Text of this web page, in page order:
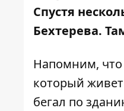
Спустя
Бехтерева.
Напомним,
который
бегал по